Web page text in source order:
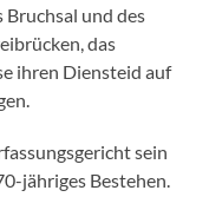
Bruchsal und des
das
ihren Diensteid auf
sein
jähriges Bestehen.